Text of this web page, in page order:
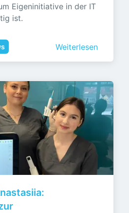
Eigeninitiative in der IT
ist.
Weiterlesen